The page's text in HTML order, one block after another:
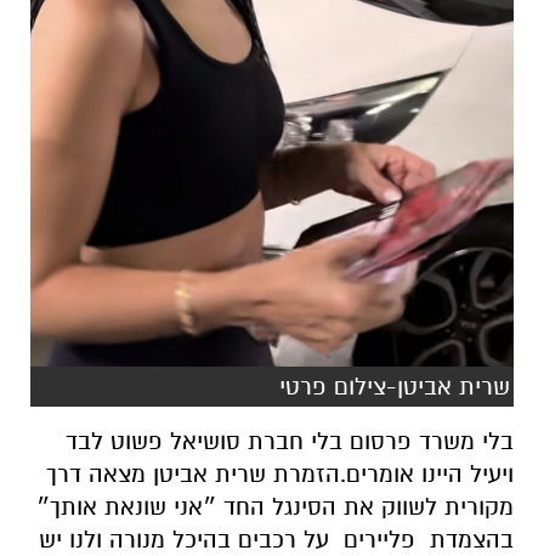
שרית אביטן-צילום פרטי
בלי משרד פרסום בלי חברת סושיאל פשוט לבד
ויעיל היינו אומרים.הזמרת שרית אביטן מצאה דרך
מקורית לשווק את הסינגל החד ״אני שונאת אותך״
בהצמדת פליירים על רכבים בהיכל מנורה ולנו יש